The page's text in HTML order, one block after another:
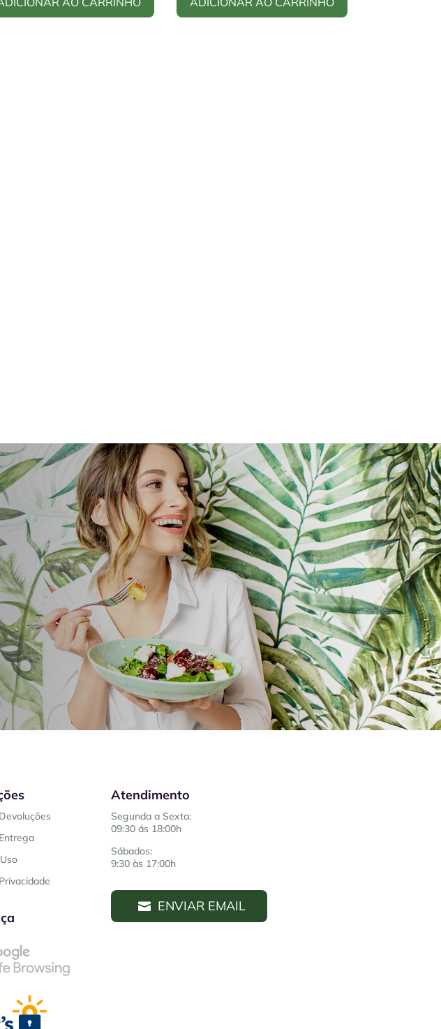
Atendimento
Segunda a Sexta:
09:30 ás 18:00h
Sábados:
9:30 às 17:00h
ENVIAR EMAIL